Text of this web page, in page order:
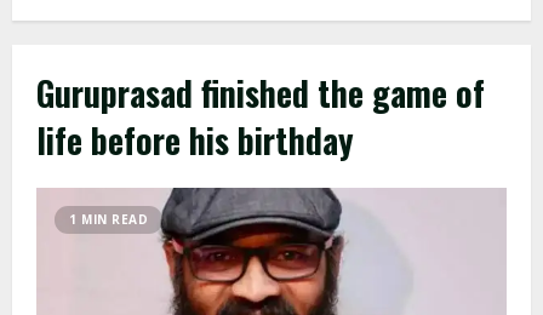
Guruprasad finished the game of
life before his birthday
1 MIN READ